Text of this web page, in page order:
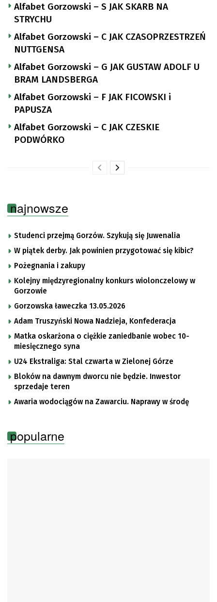
Alfabet Gorzowski – S JAK SKARB NA
STRYCHU
Alfabet Gorzowski – C JAK CZASOPRZESTRZEŃ
NUTTGENSA
Alfabet Gorzowski – G JAK GUSTAW ADOLF U
BRAM LANDSBERGA
Alfabet Gorzowski – F JAK FICOWSKI i
PAPUSZA
Alfabet Gorzowski – C JAK CZESKIE
PODWÓRKO
najnowsze
Studenci przejmą Gorzów. Szykują się Juwenalia
W piątek derby. Jak powinien przygotować się kibic?
Pożegnania i zakupy
Kolejny międzyregionalny konkurs wiolonczelowy w
Gorzowie
Gorzowska ławeczka 13.05.2026
Adam Truszyński Nowa Nadzieja, Konfederacja
Matka oskarżona o ciężkie zaniedbanie wobec 10-
miesięcznego syna
U24 Ekstraliga: Stal czwarta w Zielonej Górze
Bloków na dawnym dworcu nie będzie. Inwestor
sprzedaje teren
Awaria wodociągów na Zawarciu. Naprawy w środę
popularne